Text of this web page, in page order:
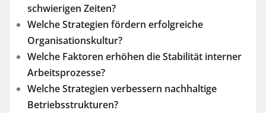
schwierigen Zeiten?
Welche Strategien fördern erfolgreiche
Organisationskultur?
Welche Faktoren erhöhen die Stabilität interner
Arbeitsprozesse?
Welche Strategien verbessern nachhaltige
Betriebsstrukturen?